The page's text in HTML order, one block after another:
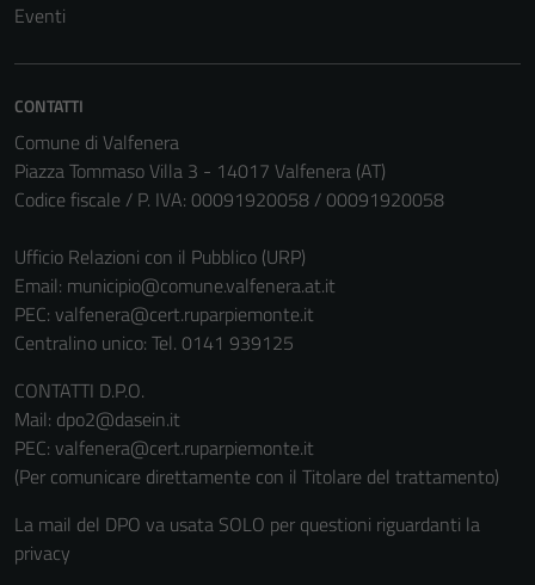
Eventi
CONTATTI
Comune di Valfenera
Piazza Tommaso Villa 3 - 14017 Valfenera (AT)
Codice fiscale / P. IVA: 00091920058 / 00091920058
Ufficio Relazioni con il Pubblico (URP)
Email: municipio@comune.valfenera.at.it
PEC: valfenera@cert.ruparpiemonte.it
Centralino unico: Tel. 0141 939125
CONTATTI D.P.O.
Mail: dpo2@dasein.it
PEC: valfenera@cert.ruparpiemonte.it
(Per comunicare direttamente con il Titolare del trattamento)
La mail del DPO va usata SOLO per questioni riguardanti la
privacy
Questi cookie
non raccolgono